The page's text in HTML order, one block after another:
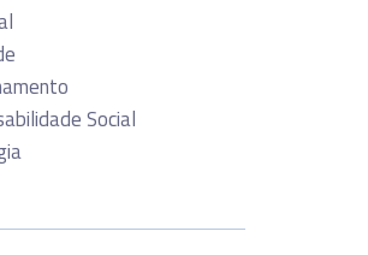
Social